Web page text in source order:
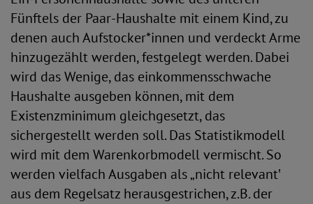
Fünftels der Paar-Haushalte mit einem Kind, zu
denen auch Aufstocker*innen und verdeckt Arme
hinzugezählt werden, festgelegt werden. Dabei
wird das Wenige, das einkommensschwache
Haushalte ausgeben können, mit dem
Existenzminimum gleichgesetzt, das
sichergestellt werden soll. Das Statistikmodell
wird mit dem Warenkorbmodell vermischt. So
werden vielfach Ausgaben als „nicht relevant‛
aus dem Regelsatz herausgestrichen, z.B. der